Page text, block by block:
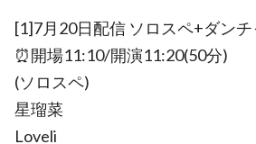
[1]7月20日配信 ソロスペ+ダンチ
⏰開場11:10/開演11:20(50分)
(ソロスペ)
星瑠菜
Loveli